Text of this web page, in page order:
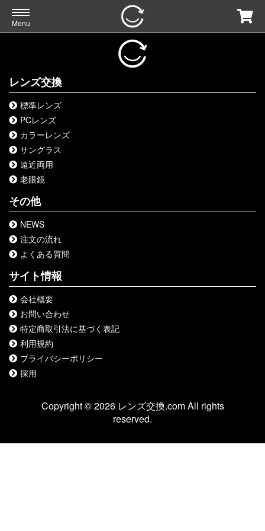
Menu
レンズ交換
標準レンズ
PCレンズ
カラーレンズ
サングラス
遠近両用
老眼鏡
その他
NEWS
注文の流れ
よくある質問
サイト情報
会社概要
お問い合わせ
特定商取引法に基づく表記
利用規約
プライバシーポリシー
採用
Copyright © 2026 レンズ交換.com All rights
reserved.